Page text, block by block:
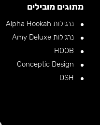
מתוגים מובילים
נרגילות Alpha Hookah
נרגילות Amy Deluxe